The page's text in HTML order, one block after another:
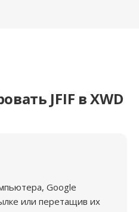
JFIF в XWD
Google
или перетащив их